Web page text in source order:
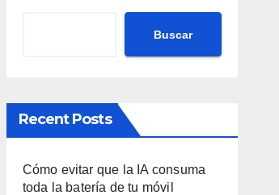
Buscar
Recent Posts
Cómo evitar que la IA consuma
toda la batería de tu móvil